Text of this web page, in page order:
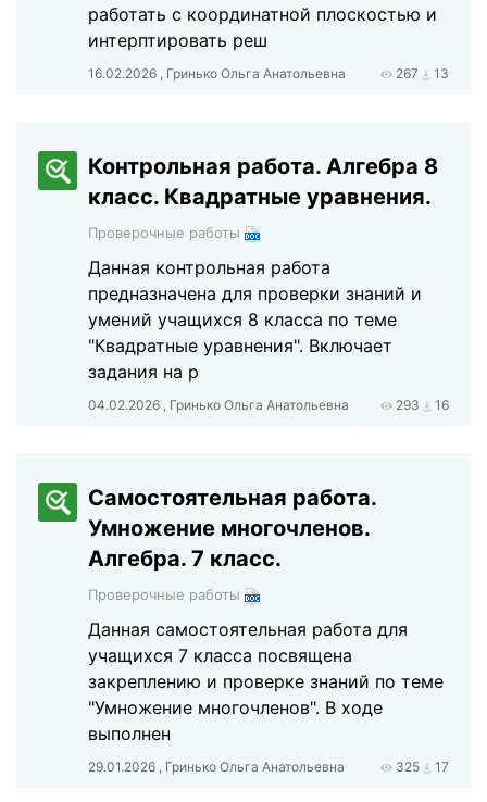
работать с координатной плоскостью и
интерптировать реш
16.02.2026 , Гринько Ольга Анатольевна 267 13
Контрольная работа. Алгебра 8
класс. Квадратные уравнения.
Проверочные работы
Данная контрольная работа
предназначена для проверки знаний и
умений учащихся 8 класса по теме
"Квадратные уравнения". Включает
задания на р
04.02.2026 , Гринько Ольга Анатольевна 293 16
Самостоятельная работа.
Умножение многочленов.
Алгебра. 7 класс.
Проверочные работы
Данная самостоятельная работа для
учащихся 7 класса посвящена
закреплению и проверке знаний по теме
"Умножение многочленов". В ходе
выполнен
29.01.2026 , Гринько Ольга Анатольевна 325 17